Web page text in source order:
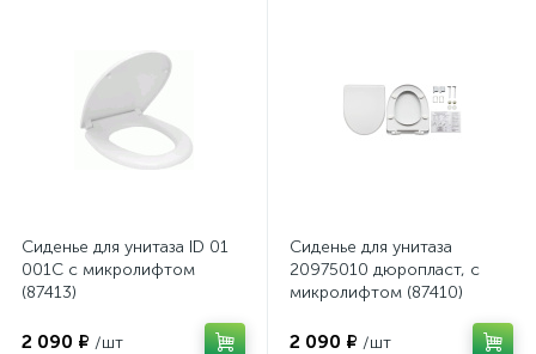
Сиденье для унитаза ID 01
001C с микролифтом
(87413)
2 090 ₽ /шт
Сиденье для унитаза
20975010 дюропласт, с
микролифтом (87410)
2 090 ₽ /шт